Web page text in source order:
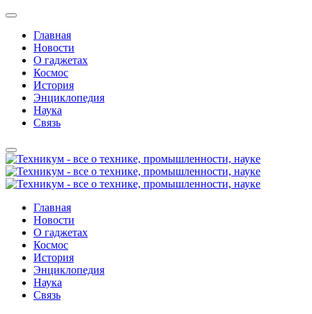
Главная
Новости
О гаджетах
Космос
История
Энциклопедия
Наука
Связь
Главная
Новости
О гаджетах
Космос
История
Энциклопедия
Наука
Связь